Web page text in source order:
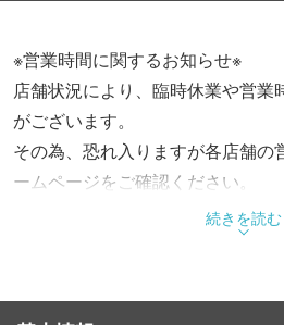
※営業時間に関するお知らせ※
店舗状況により、臨時休業や営業
がございます。
その為、恐れ入りますが各店舗の
ームページをご確認ください。
続きを読む